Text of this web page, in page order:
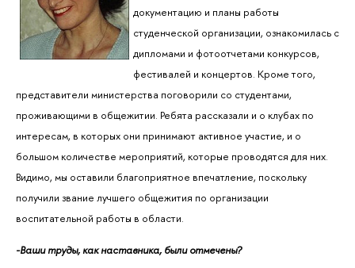
документацию и планы работы
студенческой организации, ознакомилась с
дипломами и фотоотчетами конкурсов,
фестивалей и концертов. Кроме того,
представители министерства поговорили со студентами,
проживающими в общежитии. Ребята рассказали и о клубах по
интересам, в которых они принимают активное участие, и о
большом количестве мероприятий, которые проводятся для них.
Видимо, мы оставили благоприятное впечатление, поскольку
получили звание лучшего общежития по организации
воспитательной работы в области.
-Ваши труды, как наставника, были отмечены?